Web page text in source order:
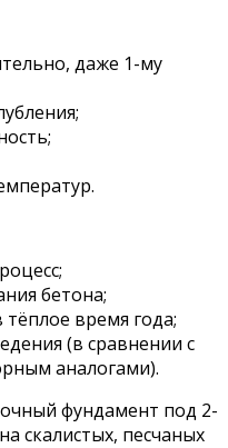
даже 1-му
бетона;
время года;
(в сравнении с
аналогами).
фундамент под 2-
скалистых, песчаных